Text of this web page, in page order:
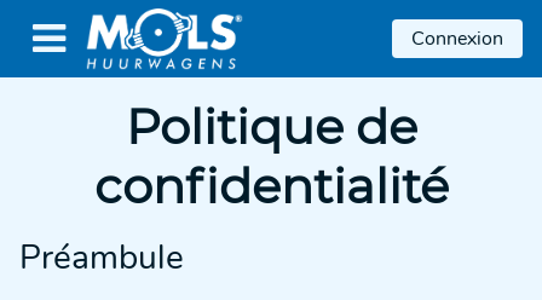
 Connexion
Politique de
confidentialité
Préambule